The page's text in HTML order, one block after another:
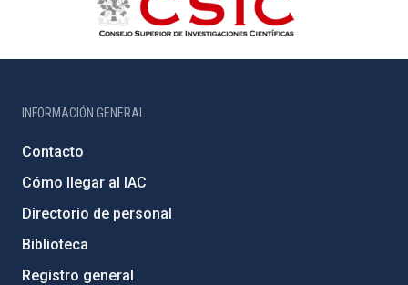
INFORMACIÓN GENERAL
Contacto
Cómo llegar al IAC
Directorio de personal
Biblioteca
Registro general